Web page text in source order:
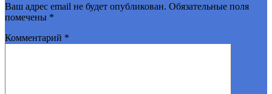
Ваш адрес email не будет опубликован. Обязательные поля
помечены *
Комментарий *